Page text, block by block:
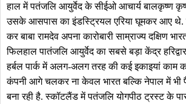
हाल में पतंजलि आयुर्वेद के सीईओ आचार्य बालकृष्ण
उसके आसपास का इंडस्ट्रियल एरिया घूमकर आए
कर बाबा रामदेव अपना कारोबारी साम्राज्य दक्षिण
फिलहाल पातंजलि आयुर्वेद का सबसे बड़ा केंद्र
हर्बल पार्क में अलग-अलग तरह की कई इकाइयां काम
कंपनी आगे चलकर ना केवल भारत बल्कि नेपाल में भी
बना रही है. स्कॉटलैंड में पतंजलि योगपीठ ट्रस्ट के